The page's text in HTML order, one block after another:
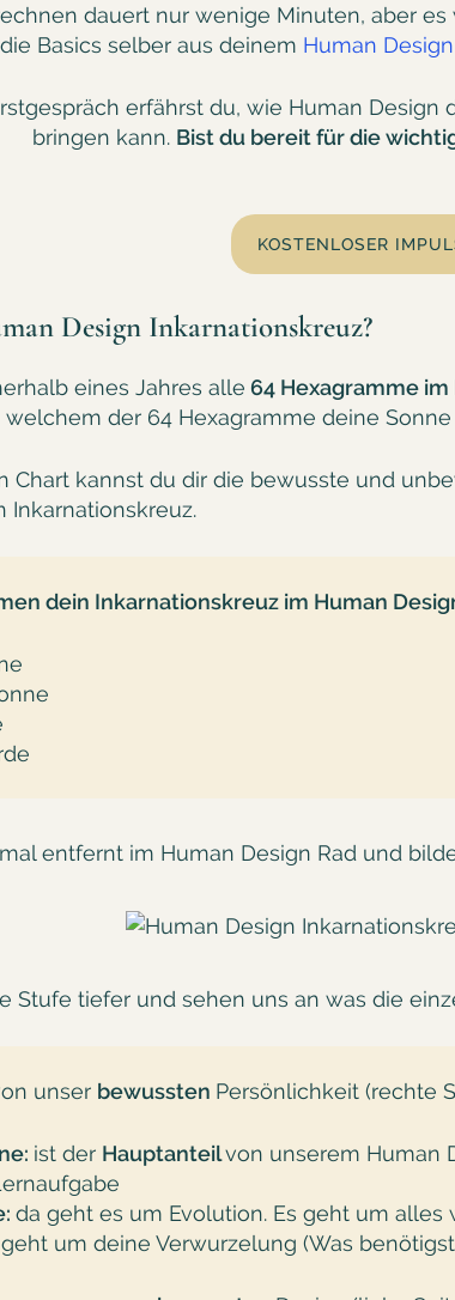
dauert nur wenige Minuten, aber
Basics selber aus deinem Human
erfährst du, wie Human
bringen kann. Bist du bereit für die
KOSTENLOSER
Design Inkarnationskreuz?
eines Jahres alle 64 Hexagramme im
der 64 Hexagramme deine
Chart kannst du dir die bewusste und
Inkarnationskreuz.
dein Inkarnationskreuz im Human
entfernt im Human Design Rad und
Stufe tiefer und sehen uns an was die
unser bewussten Persönlichkeit (rechte
ist der Hauptanteilvon unserem Human
da geht es um Evolution. Es geht um
um deine Verwurzelung (Was